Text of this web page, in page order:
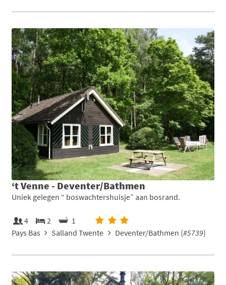
‘t Venne - Deventer/Bathmen
Uniek gelegen “ boswachtershuisje” aan bosrand.
4 2
1
Pays Bas
Salland Twente Deventer/Bathmen (#5739)